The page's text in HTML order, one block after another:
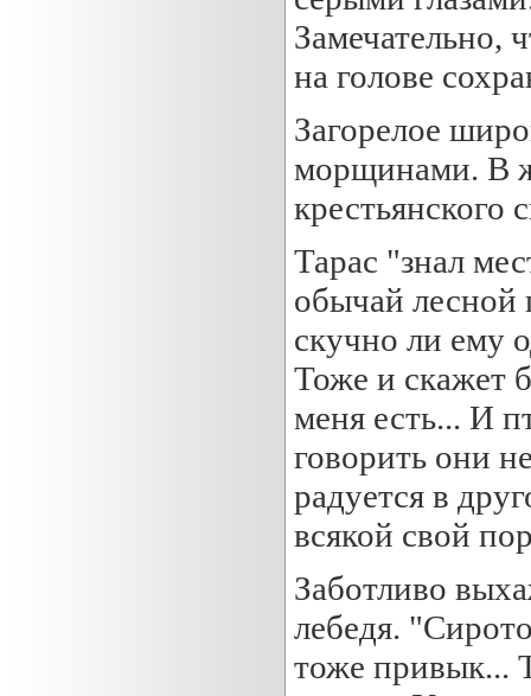
Замечательно,
на голове
Загорелое
морщинами. В
крестьянского
Тарас "знал
обычай лесной
скучно ли ему
Тоже и скажет
меня есть... И
говорить они
радуется в
всякой свой
Заботливо
лебедя.
тоже привык...